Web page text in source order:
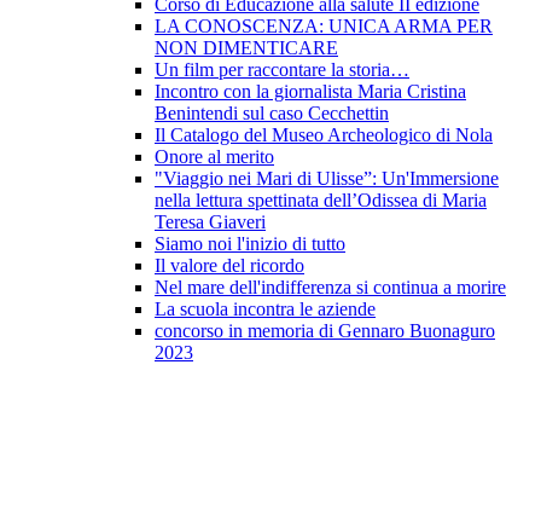
Corso di Educazione alla salute II edizione
LA CONOSCENZA: UNICA ARMA PER
NON DIMENTICARE
Un film per raccontare la storia…
Incontro con la giornalista Maria Cristina
Benintendi sul caso Cecchettin
Il Catalogo del Museo Archeologico di Nola
Onore al merito
"Viaggio nei Mari di Ulisse”: Un'Immersione
nella lettura spettinata dell’Odissea di Maria
Teresa Giaveri
Siamo noi l'inizio di tutto
Il valore del ricordo
Nel mare dell'indifferenza si continua a morire
La scuola incontra le aziende
concorso in memoria di Gennaro Buonaguro
2023